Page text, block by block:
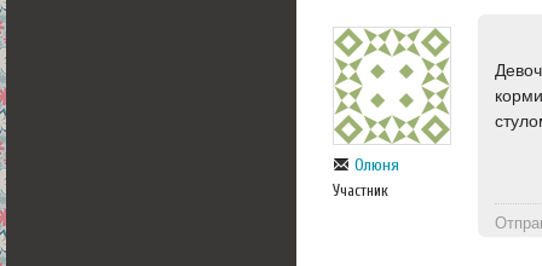
Олюня
Участник